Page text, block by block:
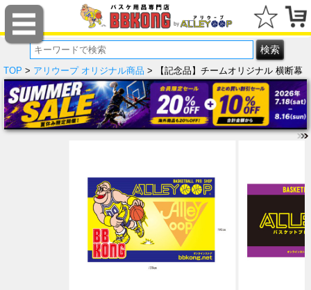
TOP > アリウープ オリジナル商品 > 【記念品】チームオリジナル 横断幕